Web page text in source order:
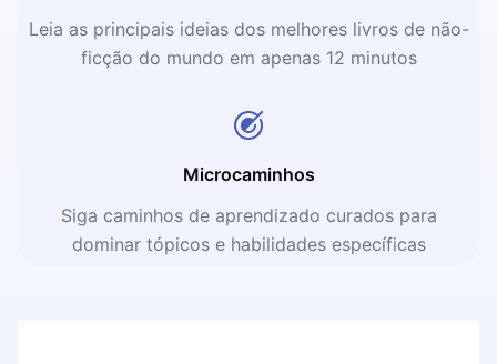
Leia as principais ideias dos melhores livros de não-
ficção do mundo em apenas 12 minutos
Microcaminhos
Siga caminhos de aprendizado curados para
dominar tópicos e habilidades específicas